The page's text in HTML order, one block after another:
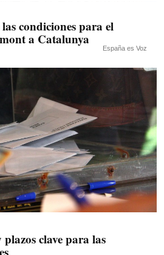
condiciones para el
a Catalunya
España es Voz
clave para las